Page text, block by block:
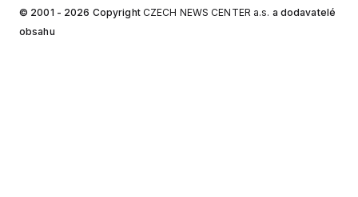
© 2001 - 2026 Copyright CZECH NEWS CENTER a.s. a dodavatelé
obsahu